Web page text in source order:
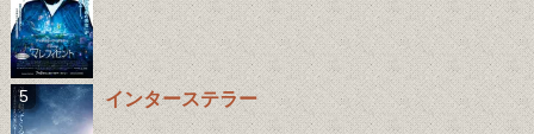
インターステラー